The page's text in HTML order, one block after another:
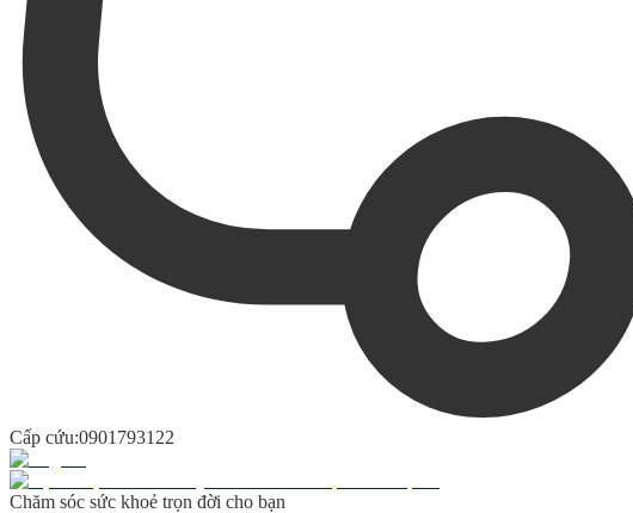
Cấp cứu:0901793122
Chăm sóc sức khoẻ trọn đời cho bạn